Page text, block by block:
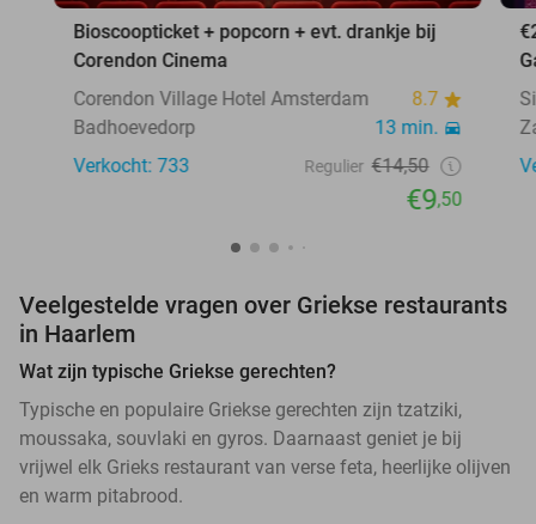
Bioscoopticket + popcorn + evt. drankje bij
Corendon Cinema
Corendon Village Hotel Amsterdam
8.7
Badhoevedorp
13 min.
Verkocht: 733
Regulier €14,50
€9,50
Veelgestelde vragen over Griekse restaurants
in Haarlem
Wat zijn typische Griekse gerechten?
Typische en populaire Griekse gerechten zijn tzatziki,
moussaka, souvlaki en gyros. Daarnaast geniet je bij
vrijwel elk Grieks restaurant van verse feta, heerlijke olijven
en warm pitabrood.